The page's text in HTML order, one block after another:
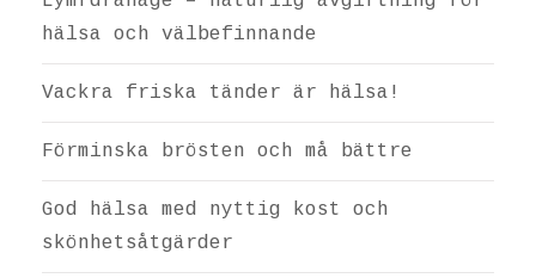
hälsa och välbefinnande
Vackra friska tänder är hälsa!
Förminska brösten och må bättre
God hälsa med nyttig kost och
skönhetsåtgärder